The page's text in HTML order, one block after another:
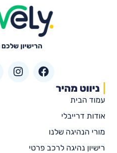
הרישיון
ניווט מהיר
עמוד הבית
אודות דרייבלי
מורי הנהיגה שלנו
רישיון נהיגה לרכב פרטי